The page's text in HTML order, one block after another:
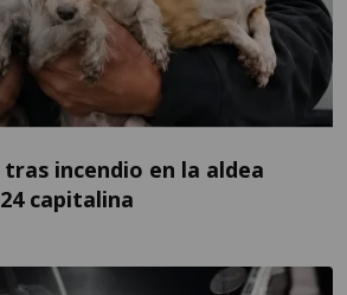
incendio en la aldea
capitalina